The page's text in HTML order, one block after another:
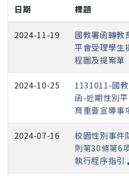
日期 標題
2024-11-19
國教署函轉教
平會受理學生
程圖及提案單
2024-10-25
1131011-國
函-近期性別
育重要宣導
2024-07-16
校園性別事件
則第30條第6
執行程序指引